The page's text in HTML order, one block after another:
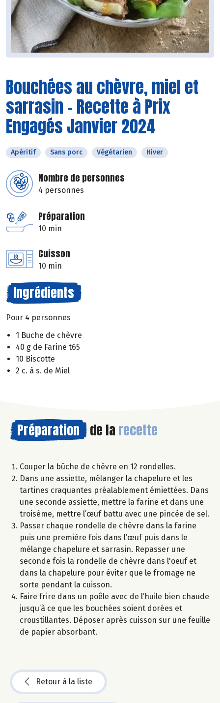
Bouchées au chèvre, miel et
sarrasin - Recette à Prix
Engagés Janvier 2024
Apéritif Sans porc Végétarien Hiver
Nombre de personnes
4 personnes
Préparation
10 min
Cuisson
10 min
Ingrédients
Pour 4 personnes
1 Buche de chèvre
40 g de Farine t65
10 Biscotte
2 c. à s. de Miel
Préparation de la recette
Couper la bûche de chèvre en 12 rondelles.
Dans une assiette, mélanger la chapelure et les
tartines craquantes préalablement émiettées. Dans
une seconde assiette, mettre la farine et dans une
troisème, mettre l’œuf battu avec une pincée de sel.
Passer chaque rondelle de chèvre dans la farine
puis une première fois dans l’œuf puis dans le
mélange chapelure et sarrasin. Repasser une
seconde fois la rondelle de chèvre dans l'oeuf et
dans la chapelure pour éviter que le fromage ne
sorte pendant la cuisson.
Faire frire dans un poêle avec de l’huile bien chaude
jusqu’à ce que les bouchées soient dorées et
croustillantes. Déposer après cuisson sur une feuille
de papier absorbant.
Retour à la liste